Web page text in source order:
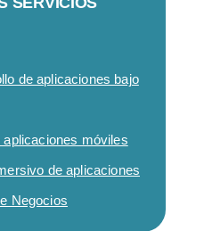
de aplicaciones bajo
aplicaciones móviles
de aplicaciones
Negocios